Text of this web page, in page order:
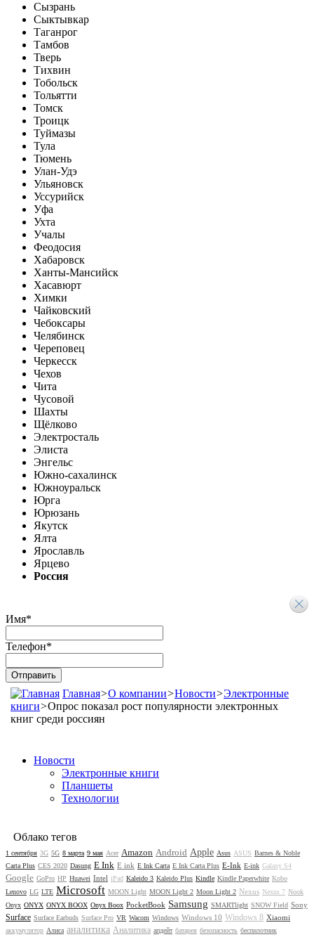
Сызрань
Сыктывкар
Таганрог
Тамбов
Тверь
Тихвин
Тобольск
Тольятти
Томск
Троицк
Туймазы
Тула
Тюмень
Улан-Удэ
Ульяновск
Уссурийск
Уфа
Ухта
Учалы
Феодосия
Хабаровск
Ханты-Мансийск
Хасавюрт
Химки
Чайковский
Чебоксары
Челябинск
Череповец
Черкесск
Чехов
Чита
Чусовой
Шахты
Щёлково
Электросталь
Элиста
Энгельс
Южно-сахалинск
Южноуральск
Юрга
Юрюзань
Якутск
Ялта
Ярославль
Ярцево
Россия
Имя*
Телефон*
Главная>О компании>Новости>Электронные
книги>Опрос показал рост популярности электронных
книг среди россиян
Новости
Электронные книги
Планшеты
Технологии
Облако тегов
1 сентября 3G 5G 8 марта 9 мая Acer Amazon Android Apple Asus ASUS Barnes & Noble
Carta Plus CES 2020 Dasung E Ink E ink E Ink Carta E Ink Carta Plus E-Ink E-ink Galaxy S4
Google GoPro HP Huawei Intel iPad Kaleido 3 Kaleido Plus Kindle Kindle Paperwhite Kobo
Lenovo LG LTE Microsoft MOON Light MOON Light 2 Moon Light 2 Nexus Nexus 7 Nook
Onyx ONYX ONYX BOOX Onyx Boox PocketBook Samsung SMARTlight SNOW Field Sony
Surface Surface Earbuds Surface Pro VR Wacom Windows Windows 10 Windows 8 Xiaomi
аккумулятор Алиса аналитика Аналитика апдейт батарея безопасность беспилотник